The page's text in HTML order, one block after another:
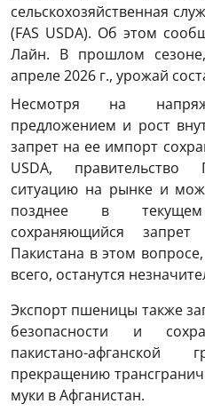
сельскохозяйственная
(FAS USDA). Об этом
Лайн. В прошлом
апреле 2026 г., урожай
Несмотря на
предложением и рост
запрет на ее импорт
USDA, правительство
ситуацию на рынке и
позднее в
сохраняющийся
Пакистана в этом
всего, останутся
Экспорт пшеницы также
безопасности и
пакистано-
прекращению
муки в Афганистан.